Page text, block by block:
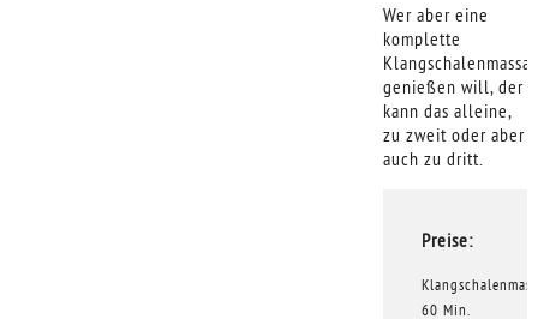
Wer aber eine
komplette
genießen will, der
kann das alleine,
zu zweit oder aber
auch zu dritt.
Preise:
60 Min.